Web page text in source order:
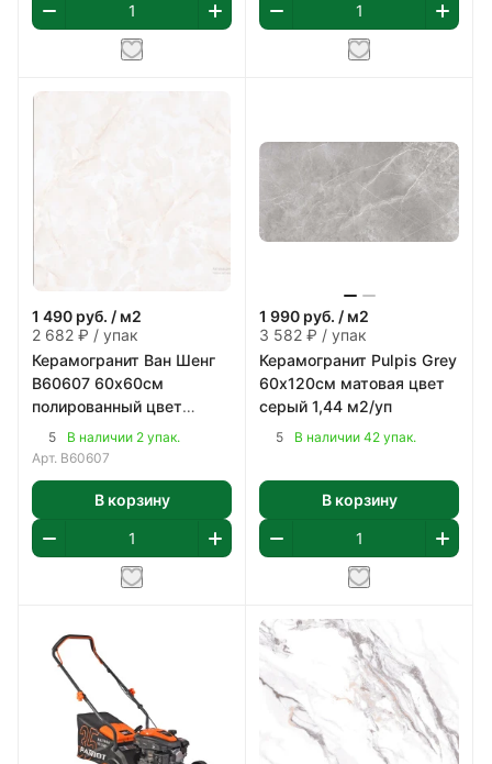
1 490 руб. / м2
2 682 ₽ / упак
Керамогранит Ван Шенг
В60607 60х60см
полированный цвет
бежево-коричневый 1,8
м2/уп
5
В наличии 2 упак.
Арт. В60607
В корзину
1 990 руб. / м2
3 582 ₽ / упак
Керамогранит Pulpis Grey
60х120см матовая цвет
серый 1,44 м2/уп
5 В наличии 42 упак.
В корзину